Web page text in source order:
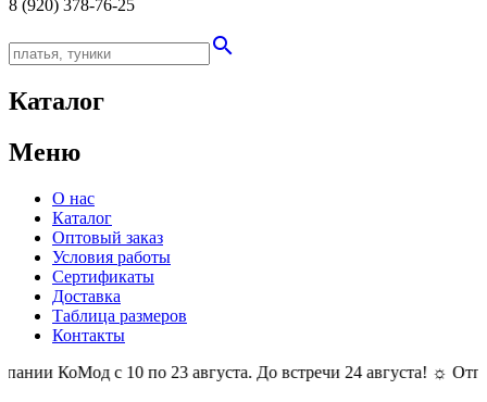
8 (920) 378-76-25
search
Каталог
Меню
О нас
Каталог
Оптовый заказ
Условия работы
Сертификаты
Доставка
Таблица размеров
Контакты
КоМод с 10 по 23 августа. До встречи 24 августа! ☼